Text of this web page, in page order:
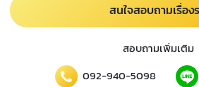
สนใจสอบถามเรื่อง
สอบถามเพิ่มเติม
092-940-5098